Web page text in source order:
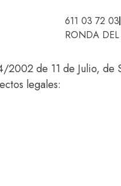
611 03 72 03
RONDA
de 11 de Julio,
legales: